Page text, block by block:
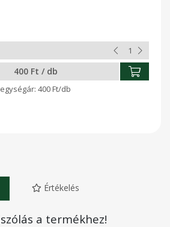
400 Ft / db
400 Ft/db
Értékelés
a termékhez!